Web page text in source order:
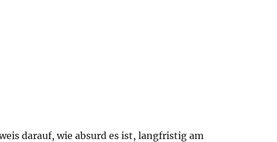
darauf, wie absurd es ist, langfristig am